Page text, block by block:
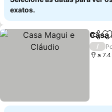
exatos.
Casa
/
a